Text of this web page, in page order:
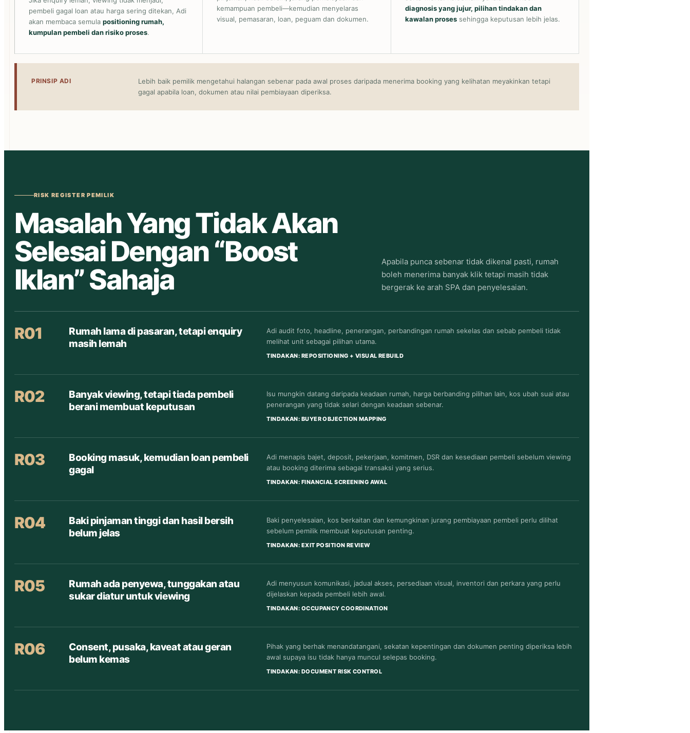
pembeli gagal loan atau harga sering ditekan, Adi
akan membaca semula positioning rumah,
kumpulan pembeli dan risiko proses.
kemampuan pembeli—kemudian menyelaras
visual, pemasaran, loan, peguam dan dokumen.
diagnosis yang jujur, pilihan tindakan dan
kawalan prosessehingga keputusan lebih jelas.
PRINSIP ADI
Lebih baik pemilik mengetahui halangan sebenar pada awal proses daripada menerima booking yang kelihatan meyakinkan tetapi
gagal apabila loan, dokumen atau nilai pembiayaan diperiksa.
RISK REGISTER PEMILIK
Masalah Yang Tidak Akan
Selesai Dengan “Boost
Iklan” Sahaja
Apabila punca sebenar tidak dikenal pasti, rumah
boleh menerima banyak klik tetapi masih tidak
bergerak ke arah SPA dan penyelesaian.
R01
Rumah lama di pasaran, tetapi enquiry
masih lemah
Adi audit foto, headline, penerangan, perbandingan rumah sekelas dan sebab pembeli tidak
melihat unit sebagai pilihan utama.
TINDAKAN: REPOSITIONING + VISUAL REBUILD
R02
Banyak viewing, tetapi tiada pembeli
berani membuat keputusan
Isu mungkin datang daripada keadaan rumah, harga berbanding pilihan lain, kos ubah suai atau
penerangan yang tidak selari dengan keadaan sebenar.
TINDAKAN: BUYER OBJECTION MAPPING
R03
Booking masuk, kemudian loan pembeli
gagal
Adi menapis bajet, deposit, pekerjaan, komitmen, DSR dan kesediaan pembeli sebelum viewing
atau booking diterima sebagai transaksi yang serius.
TINDAKAN: FINANCIAL SCREENING AWAL
R04
Baki pinjaman tinggi dan hasil bersih
belum jelas
Baki penyelesaian, kos berkaitan dan kemungkinan jurang pembiayaan pembeli perlu dilihat
sebelum pemilik membuat keputusan penting.
TINDAKAN: EXIT POSITION REVIEW
R05
Rumah ada penyewa, tunggakan atau
sukar diatur untuk viewing
Adi menyusun komunikasi, jadual akses, persediaan visual, inventori dan perkara yang perlu
dijelaskan kepada pembeli lebih awal.
TINDAKAN: OCCUPANCY COORDINATION
R06
Consent, pusaka, kaveat atau geran
belum kemas
Pihak yang berhak menandatangani, sekatan kepentingan dan dokumen penting diperiksa lebih
awal supaya isu tidak hanya muncul selepas booking.
TINDAKAN: DOCUMENT RISK CONTROL